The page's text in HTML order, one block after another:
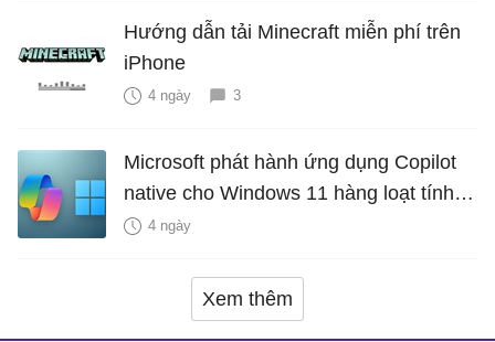
Hướng dẫn tải Minecraft miễn phí trên
iPhone
4 ngày 3
Microsoft phát hành ứng dụng Copilot
native cho Windows 11 hàng loạt tính
năng mới Hữu Ích
4 ngày
Xem thêm